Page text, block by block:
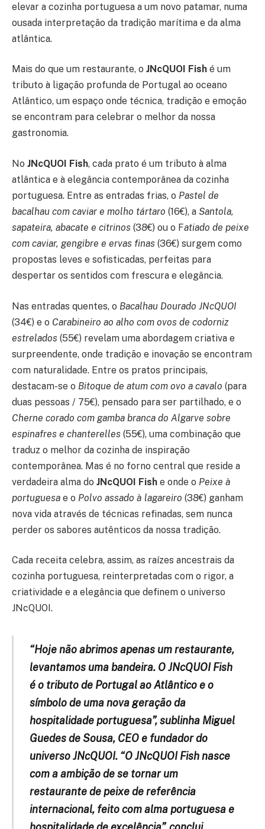
elevar a cozinha portuguesa a um novo patamar, numa
ousada interpretação da tradição marítima e da alma
atlântica.
Mais do que um restaurante, o JNcQUOI Fish é um
tributo à ligação profunda de Portugal ao oceano
Atlântico, um espaço onde técnica, tradição e emoção
se encontram para celebrar o melhor da nossa
gastronomia.
No JNcQUOI Fish, cada prato é um tributo à alma
atlântica e à elegância contemporânea da cozinha
portuguesa. Entre as entradas frias, o Pastel de
bacalhau com caviar e molho tártaro (16€), a Santola,
sapateira, abacate e citrinos (38€) ou o Fatiado de peixe
com caviar, gengibre e ervas finas (36€) surgem como
propostas leves e sofisticadas, perfeitas para
despertar os sentidos com frescura e elegância.
Nas entradas quentes, o Bacalhau Dourado JNcQUOI
(34€) e o Carabineiro ao alho com ovos de codorniz
estrelados (55€) revelam uma abordagem criativa e
surpreendente, onde tradição e inovação se encontram
com naturalidade. Entre os pratos principais,
destacam-se o Bitoque de atum com ovo a cavalo (para
duas pessoas / 75€), pensado para ser partilhado, e o
Cherne corado com gamba branca do Algarve sobre
espinafres e chanterelles (55€), uma combinação que
traduz o melhor da cozinha de inspiração
contemporânea. Mas é no forno central que reside a
verdadeira alma do JNcQUOI Fish e onde o Peixe à
portuguesa e o Polvo assado à lagareiro (38€) ganham
nova vida através de técnicas refinadas, sem nunca
perder os sabores autênticos da nossa tradição.
Cada receita celebra, assim, as raízes ancestrais da
cozinha portuguesa, reinterpretadas com o rigor, a
criatividade e a elegância que definem o universo
JNcQUOI.
“Hoje não abrimos apenas um restaurante,
levantamos uma bandeira. O JNcQUOI Fish
é o tributo de Portugal ao Atlântico e o
símbolo de uma nova geração da
hospitalidade portuguesa”, sublinha Miguel
Guedes de Sousa, CEO e fundador do
universo JNcQUOI. “O JNcQUOI Fish nasce
com a ambição de se tornar um
restaurante de peixe de referência
internacional, feito com alma portuguesa e